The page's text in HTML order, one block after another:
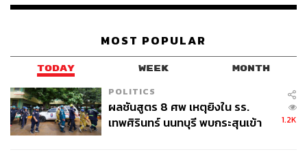
MOST POPULAR
TODAY WEEK MONTH
POLITICS
ผลชันสูตร 8 ศพ เหตุยิงใน รร.
เทพศิรินทร์ นนทบุรี พบกระสุนเข้า
1.2K